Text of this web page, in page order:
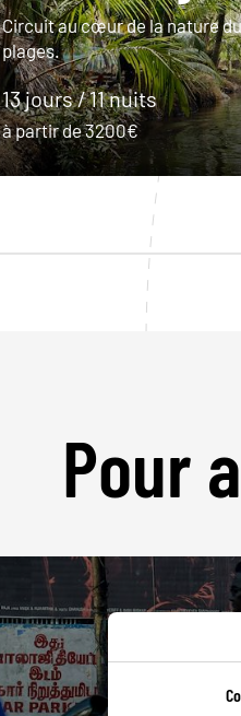
Circuit au cœur de la nature
plages.
13 jours / 11 nuits
à partir de 3200€
Pour